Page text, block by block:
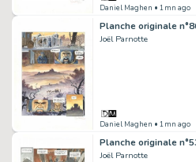
Daniel Maghen • 1mn ago
Joël Parnotte
Daniel Maghen • 1mn ago
Joël Parnotte